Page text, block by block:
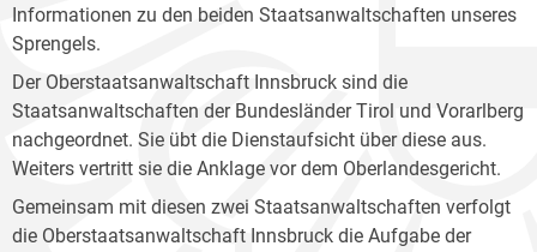
Informationen zu den beiden Staatsanwaltschaften unseres
Sprengels.
Der Oberstaatsanwaltschaft Innsbruck sind die
Staatsanwaltschaften der Bundesländer Tirol und Vorarlberg
nachgeordnet. Sie übt die Dienstaufsicht über diese aus.
Weiters vertritt sie die Anklage vor dem Oberlandesgericht.
Gemeinsam mit diesen zwei Staatsanwaltschaften verfolgt
die Oberstaatsanwaltschaft Innsbruck die Aufgabe der